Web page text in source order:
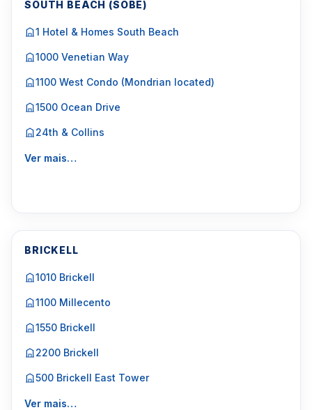
SOUTH BEACH (SOBE)
1 Hotel & Homes South Beach
1000 Venetian Way
1100 West Condo (Mondrian located)
1500 Ocean Drive
24th & Collins
Ver mais…
BRICKELL
1010 Brickell
1100 Millecento
1550 Brickell
2200 Brickell
500 Brickell East Tower
Ver mais…